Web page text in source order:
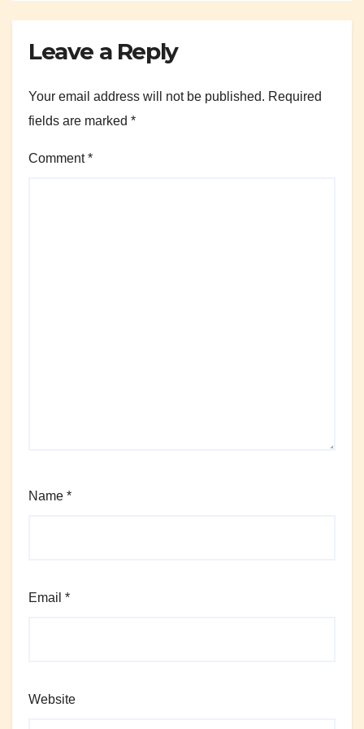
Leave a Reply
Your email address will not be published. Required
fields are marked *
Comment*
Name *
Email *
Website